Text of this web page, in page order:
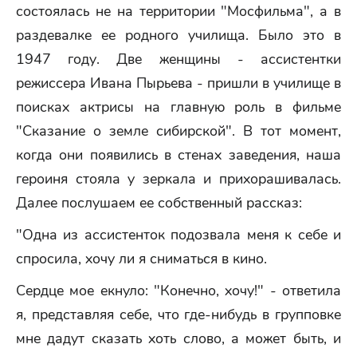
состоялась не на территории "Мосфильма", а в
раздевалке ее родного училища. Было это в
1947 году. Две женщины - ассистентки
режиссера Ивана Пырьева - пришли в училище в
поисках актрисы на главную роль в фильме
"Сказание о земле сибирской". В тот момент,
когда они появились в стенах заведения, наша
героиня стояла у зеркала и прихорашивалась.
Далее послушаем ее собственный рассказ:
"Одна из ассистенток подозвала меня к себе и
спросила, хочу ли я сниматься в кино.
Сердце мое екнуло: "Конечно, хочу!" - ответила
я, представляя себе, что где-нибудь в групповке
мне дадут сказать хоть слово, а может быть, и